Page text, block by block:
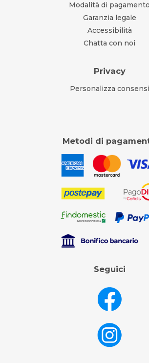
Modalità di pagamento
Garanzia legale
Accessibilità
Chatta con noi
Privacy
Personalizza consensi
Metodi di
Seguici